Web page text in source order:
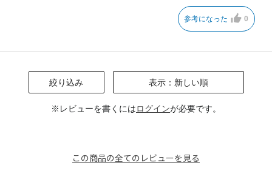
参考になった 0
絞り込み 表示：新しい順
※レビューを書くにはログインが必要です。
この商品の全てのレビューを見る